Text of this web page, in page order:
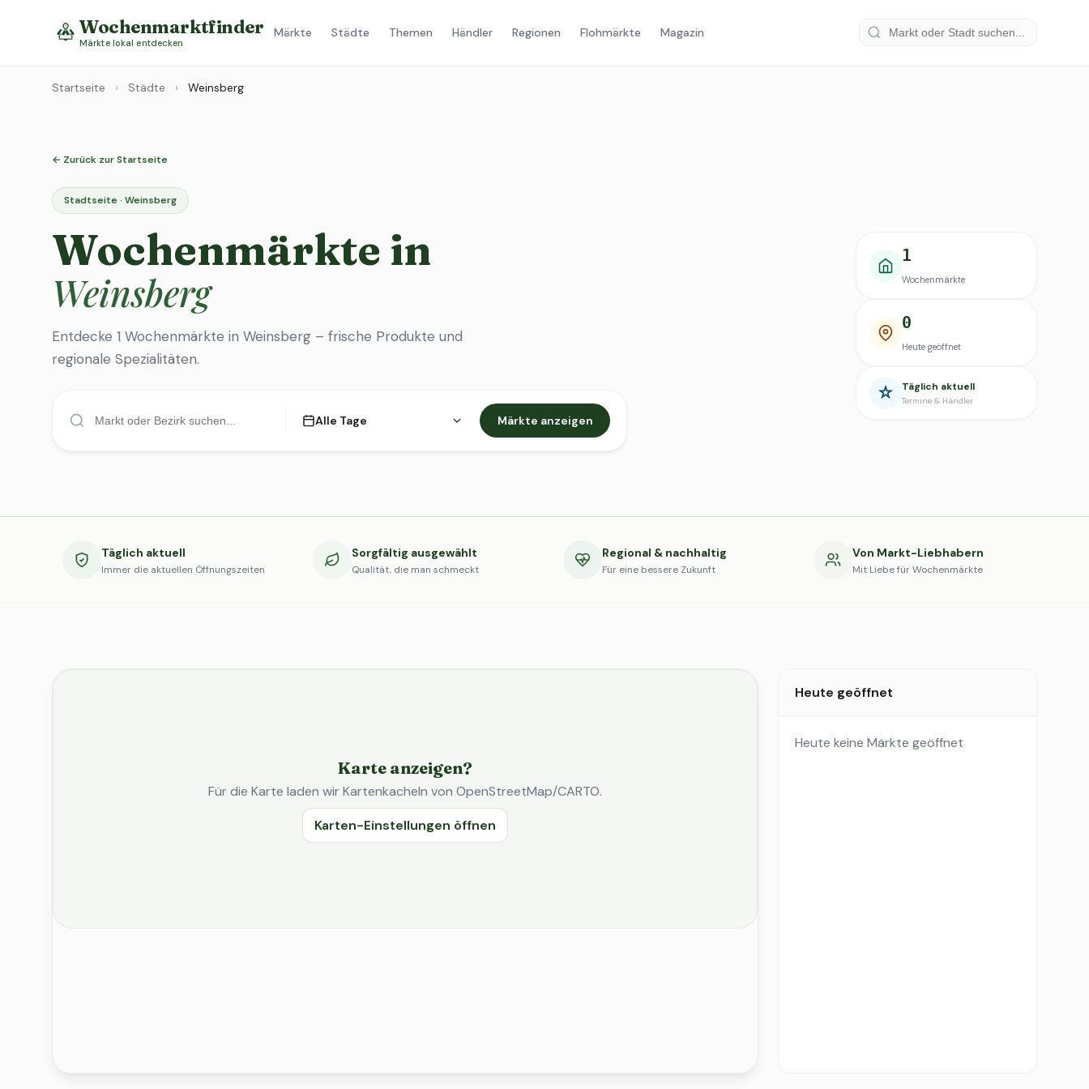
Wochenmarktfinder
Märkte lokal entdecken
Märkte Städte Themen Händler Regionen Flohmärkte Magazin
Startseite › Städte › Weinsberg
← Zurück zur Startseite
Stadtseite · Weinsberg
Wochenmärkte in
Weinsberg
Entdecke 1 Wochenmärkte in Weinsberg – frische Produkte und
regionale Spezialitäten.
Alle Tage Märkte anzeigen
1
Wochenmärkte
0
Heute geöffnet
Täglich aktuell
Termine & Händler
Täglich aktuell
Immer die aktuellen Öffnungszeiten
Sorgfältig ausgewählt
Qualität, die man schmeckt
Regional & nachhaltig
Für eine bessere Zukunft
Von Markt-Liebhabern
Mit Liebe für Wochenmärkte
Karte anzeigen?
Für die Karte laden wir Kartenkacheln von OpenStreetMap/CARTO.
Karten-Einstellungen öffnen
Heute geöffnet
Heute keine Märkte geöffnet